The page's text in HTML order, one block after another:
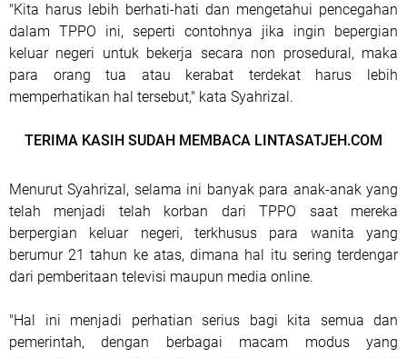
"Kita harus lebih berhati-hati dan mengetahui pencegahan
dalam TPPO ini, seperti contohnya jika ingin bepergian
keluar negeri untuk bekerja secara non prosedural, maka
para orang tua atau kerabat terdekat harus lebih
memperhatikan hal tersebut," kata Syahrizal.
TERIMA KASIH SUDAH MEMBACA LINTASATJEH.COM
Menurut Syahrizal, selama ini banyak para anak-anak yang
telah menjadi telah korban dari TPPO saat mereka
berpergian keluar negeri, terkhusus para wanita yang
berumur 21 tahun ke atas, dimana hal itu sering terdengar
dari pemberitaan televisi maupun media online.
"Hal ini menjadi perhatian serius bagi kita semua dan
pemerintah, dengan berbagai macam modus yang